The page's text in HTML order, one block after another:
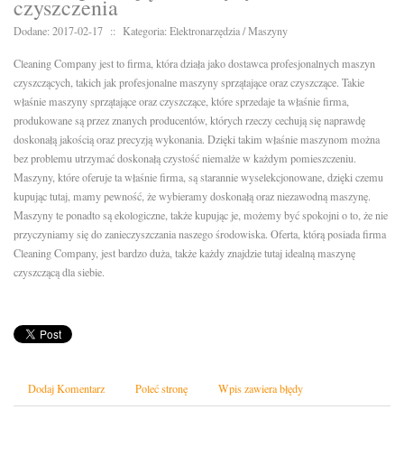
czyszczenia
Dodane: 2017-02-17 :: Kategoria: Elektronarzędzia / Maszyny
Cleaning Company jest to firma, która działa jako dostawca profesjonalnych maszyn
czyszczących, takich jak profesjonalne maszyny sprzątające oraz czyszczące. Takie
właśnie maszyny sprzątające oraz czyszczące, które sprzedaje ta właśnie firma,
produkowane są przez znanych producentów, których rzeczy cechują się naprawdę
doskonałą jakością oraz precyzją wykonania. Dzięki takim właśnie maszynom można
bez problemu utrzymać doskonałą czystość niemalże w każdym pomieszczeniu.
Maszyny, które oferuje ta właśnie firma, są starannie wyselekcjonowane, dzięki czemu
kupując tutaj, mamy pewność, że wybieramy doskonałą oraz niezawodną maszynę.
Maszyny te ponadto są ekologiczne, także kupując je, możemy być spokojni o to, że nie
przyczyniamy się do zanieczyszczania naszego środowiska. Oferta, którą posiada firma
Cleaning Company, jest bardzo duża, także każdy znajdzie tutaj idealną maszynę
czyszczącą dla siebie.
Dodaj Komentarz Poleć stronę Wpis zawiera błędy